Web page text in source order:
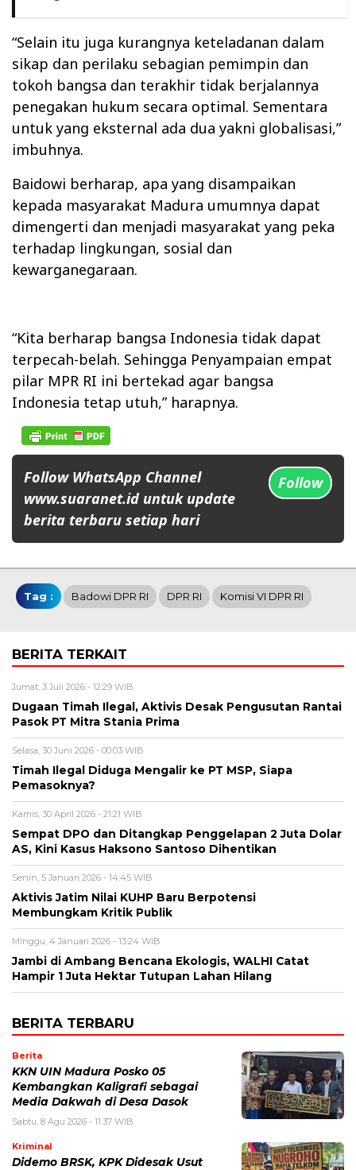
“Selain itu juga kurangnya keteladanan dalam
sikap dan perilaku sebagian pemimpin dan
tokoh bangsa dan terakhir tidak berjalannya
penegakan hukum secara optimal. Sementara
untuk yang eksternal ada dua yakni globalisasi,”
imbuhnya.
Baidowi berharap, apa yang disampaikan
kepada masyarakat Madura umumnya dapat
dimengerti dan menjadi masyarakat yang peka
terhadap lingkungan, sosial dan
kewarganegaraan.
“Kita berharap bangsa Indonesia tidak dapat
terpecah-belah. Sehingga Penyampaian empat
pilar MPR RI ini bertekad agar bangsa
Indonesia tetap utuh,” harapnya.
Follow WhatsApp Channel
www.suaranet.id untuk update
berita terbaru setiap hari
Follow
Tag : Badowi DPR RI DPR RI Komisi VI DPR RI
BERITA TERKAIT
Jumat, 3 Juli 2026 - 12:29 WIB
Dugaan Timah Ilegal, Aktivis Desak Pengusutan Rantai
Pasok PT Mitra Stania Prima
Selasa, 30 Juni 2026 - 00:03 WIB
Timah Ilegal Diduga Mengalir ke PT MSP, Siapa
Pemasoknya?
Kamis, 30 April 2026 - 21:21 WIB
Sempat DPO dan Ditangkap Penggelapan 2 Juta Dolar
AS, Kini Kasus Haksono Santoso Dihentikan
Senin, 5 Januari 2026 - 14:45 WIB
Aktivis Jatim Nilai KUHP Baru Berpotensi
Membungkam Kritik Publik
Minggu, 4 Januari 2026 - 13:24 WIB
Jambi di Ambang Bencana Ekologis, WALHI Catat
Hampir 1 Juta Hektar Tutupan Lahan Hilang
BERITA TERBARU
Berita
KKN UIN Madura Posko 05
Kembangkan Kaligrafi sebagai
Media Dakwah di Desa Dasok
Sabtu, 8 Agu 2026 - 11:37 WIB
Kriminal
Didemo BRSK, KPK Didesak Usut